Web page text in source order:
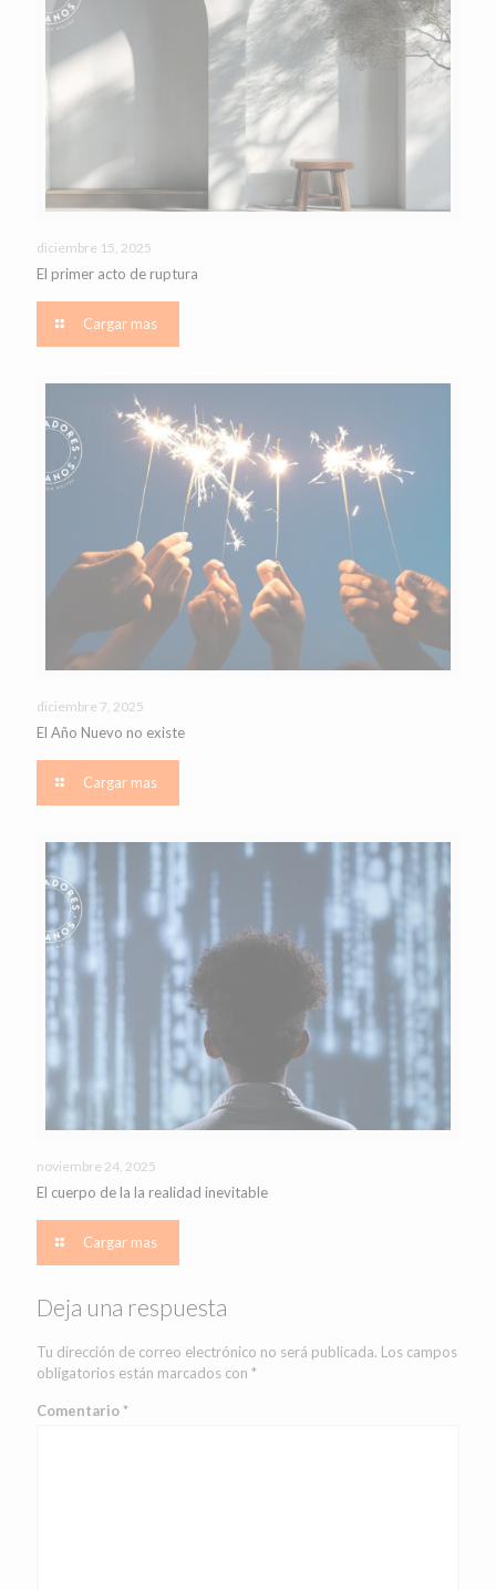
diciembre 15, 2025
El primer acto de ruptura
Cargar mas
diciembre 7, 2025
El Año Nuevo no existe
Cargar mas
noviembre 24, 2025
El cuerpo de la la realidad inevitable
Cargar mas
Deja una respuesta
Tu dirección de correo electrónico no será publicada. Los campos
obligatorios están marcados con *
Comentario *